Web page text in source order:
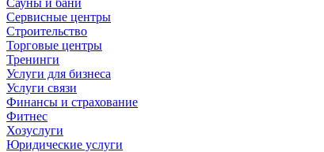
Сауны и бани
Сервисные центры
Строительство
Торговые центры
Тренинги
Услуги для бизнеса
Услуги связи
Финансы и страхование
Фитнес
Хозуслуги
Юридические услуги